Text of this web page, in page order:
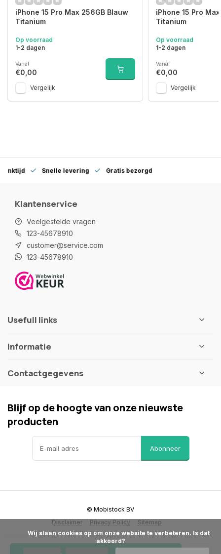
iPhone 15 Pro Max 256GB Blauw
Titanium
Op voorraad
1-2 dagen
Vanaf
€0,00
Vergelijk
iPhone 15 Pro
Titanium
Op voorraad
1-2 dagen
Vanaf
€0,00
Vergelijk
Snelle levering Gratis bezorgd
Klantenservice
Veelgestelde vragen
123-45678910
customer@service.com
123-45678910
Usefull links
Informatie
Contactgegevens
Blijf op de hoogte van onze nieuwste
producten
Abonneer
Disclaimer Privacy Policy Sitemap
© Mobistock BV
akkoord?